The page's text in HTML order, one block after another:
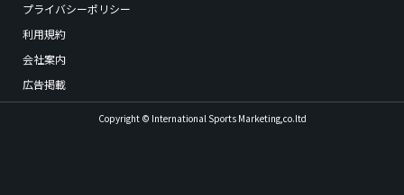
プライバシーポリシー
利用規約
会社案内
広告掲載
Copyright © International Sports Marketing,co.ltd